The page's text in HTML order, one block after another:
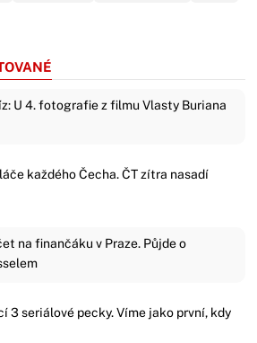
U 4. fotografie z filmu Vlasty Buriana
každého Čecha. ČT zítra nasadí
na finančáku v Praze. Půjde o
3 seriálové pecky. Víme jako první, kdy